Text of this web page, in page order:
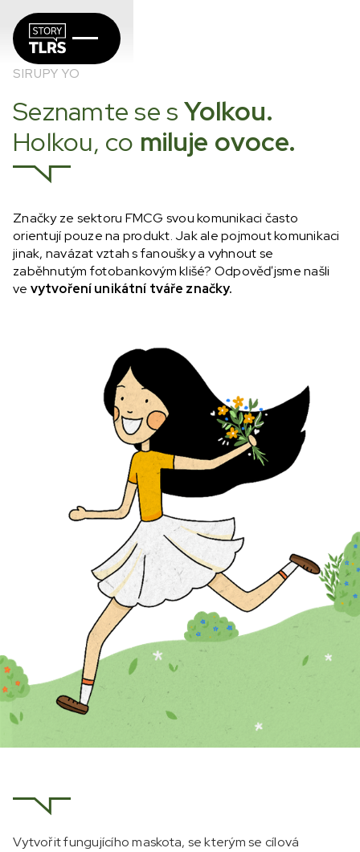
SIRUPY YO
Seznamte se sYolkou.
Holkou, co miluje ovoce.
Značky ze sektoru FMCG svou komunikaci často
orientují pouze na produkt. Jak ale pojmout komunikaci
jinak, navázat vztah s fanoušky a vyhnout se
zaběhnutým fotobankovým klišé? Odpověď jsme našli
ve vytvoření unikátní tváře značky.
Vytvořit fungujícího maskota, se kterým se cílová